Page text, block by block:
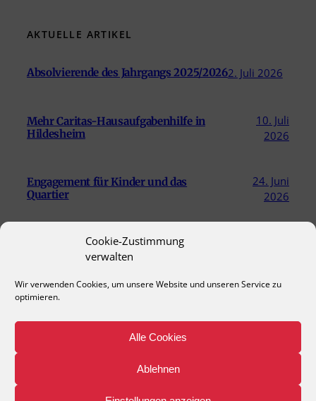
Cookie-Zustimmung
verwalten
Wir verwenden Cookies, um unsere Website und unseren Service zu
optimieren.
Alle Cookies
Ablehnen
AKTUELLE ARTIKEL
Absolvierende des Jahrgangs 2025/20262. Juli 2026
Mehr Caritas-Hausaufgabenhilfe in
Hildesheim
10. Juli
2026
Engagement für Kinder und das
Quartier
24. Juni
2026
Briefe, die Freude schenken –
Sternwanderung „Zusammen geht was“
Sternwanderung 2026
Schulträger Datenschutzerklärung